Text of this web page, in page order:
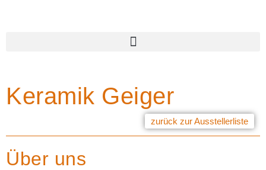
Keramik Geiger
zurück zur Ausstellerliste
Über uns